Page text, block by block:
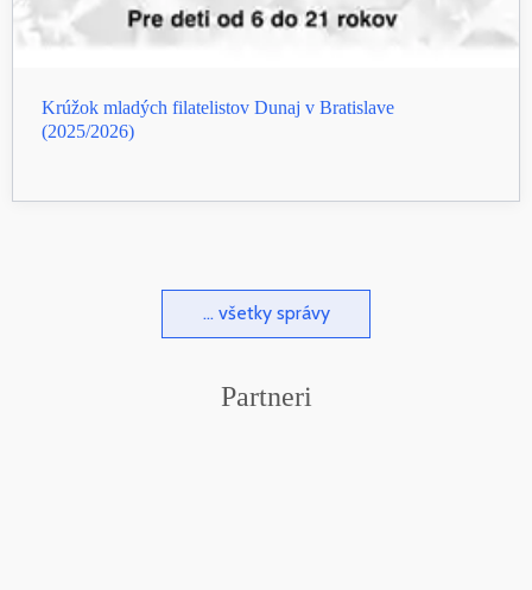
Krúžok mladých filatelistov Dunaj v Bratislave
(2025/2026)
... všetky správy
Partneri